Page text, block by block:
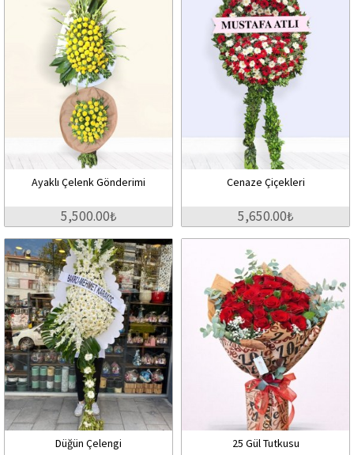
Ayaklı Çelenk Gönderimi
5,500.00₺
Cenaze Çiçekleri
5,650.00₺
Düğün Çelengi 25 Gül Tutkusu